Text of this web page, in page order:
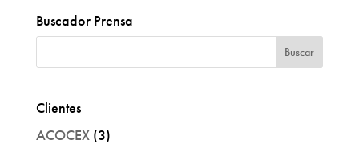
Buscador Prensa
Clientes
ACOCEX(3)